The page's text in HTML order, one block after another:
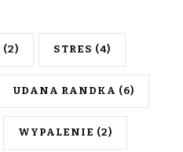
(2) STRES (4)
UDANA RANDKA (6)
WYPALENIE (2)